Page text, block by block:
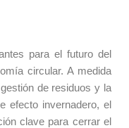
para el futuro del
circular. A medida
de residuos y la
efecto invernadero, el
clave para cerrar el